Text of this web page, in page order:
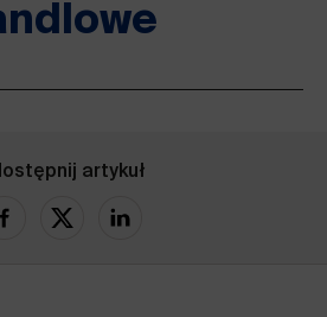
artykuł